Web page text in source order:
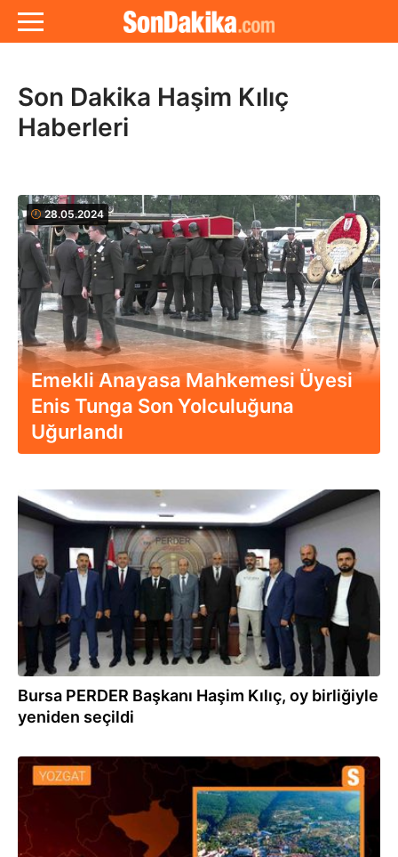
Son Dakika Haşim Kılıç
Haberleri
28.05.2024
Emekli Anayasa Mahkemesi Üyesi
Enis Tunga Son Yolculuğuna
Uğurlandı
16.04.2024
Bursa PERDER Başkanı Haşim Kılıç, oy birliğiyle
yeniden seçildi
10.04.2024